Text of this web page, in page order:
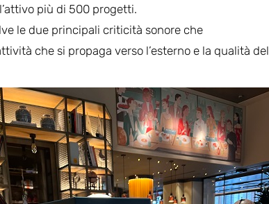
più di 500 progetti.
le due principali criticità sonore che
che si propaga verso l’esterno e la qualità del